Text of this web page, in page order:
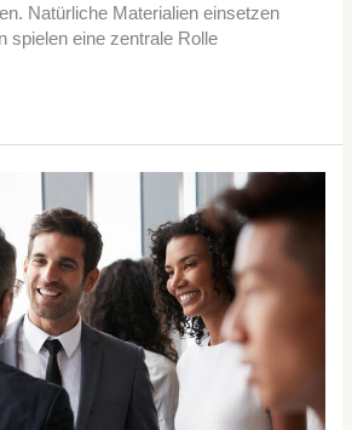
Natürliche Materialien einsetzen
spielen eine zentrale Rolle